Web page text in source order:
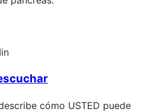
cómo USTED puede